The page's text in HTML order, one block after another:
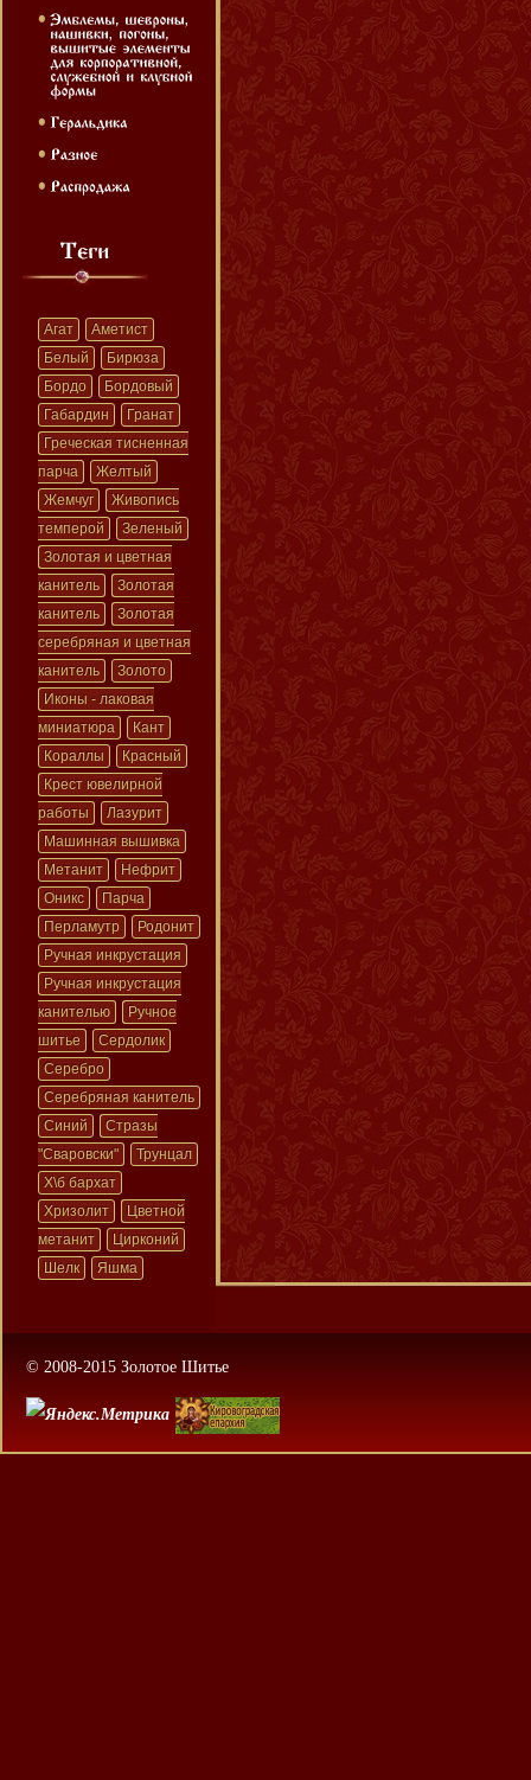
Агат
Аметист
Белый
Бирюза
Бордо
Бордовый
Габардин
Гранат
Греческая тисненная
парча
Желтый
Жемчуг
Живопись
темперой
Зеленый
Золотая и цветная
канитель
Золотая
канитель
Золотая
серебряная и цветная
канитель
Золото
Иконы - лаковая
миниатюра
Кант
Кораллы
Красный
Крест ювелирной
работы
Лазурит
Машинная вышивка
Метанит
Нефрит
Оникс
Парча
Перламутр
Родонит
Ручная инкрустация
Ручная инкрустация
канителью
Ручное
шитье
Сердолик
Серебро
Серебряная канитель
Синий
Стразы
"Сваровски"
Трунцал
Х\б бархат
Хризолит
Цветной
метанит
Цирконий
Шелк
Яшма
© 2008-2015 Золотое Шитье